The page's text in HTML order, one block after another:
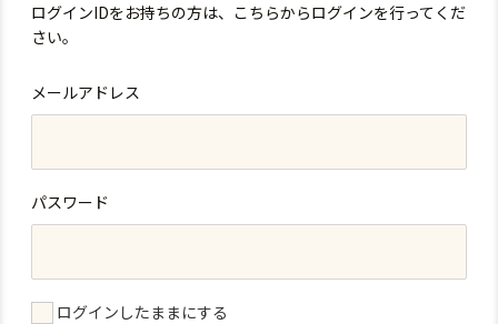
ログインIDをお持ちの方は、こちらからログインを行ってくだ
さい。
メールアドレス
パスワード
ログインしたままにする